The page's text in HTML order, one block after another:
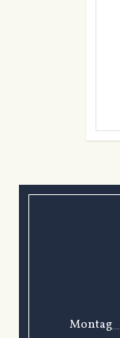
Montag